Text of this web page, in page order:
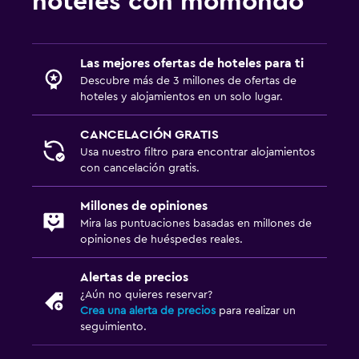
Parque infantil
Barreras de seguridad para niños
Sistema de entretenimiento
TV de pantalla plana
TV por cable o vía satélite
Sala de estar/TV compartida
Accesibilidad y adecuación
Áreas designadas para fumadores
Las mejores ofertas de hoteles para ti
Descubre más de 3 millones de ofertas de
hoteles y alojamientos en un solo lugar.
CANCELACIÓN GRATIS
Usa nuestro filtro para encontrar alojamientos
con cancelación gratis.
Millones de opiniones
Mira las puntuaciones basadas en millones de
opiniones de huéspedes reales.
Alertas de precios
¿Aún no quieres reservar?
Crea una alerta de precios para realizar un
seguimiento.